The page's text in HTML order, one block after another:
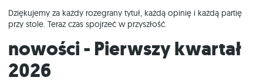
Dziękujemy za każdy rozegrany tytuł, każdą opinię i każdą partię
przy stole. Teraz czas spojrzeć w przyszłość.
Nowości - Pierwszy kwartał
2026